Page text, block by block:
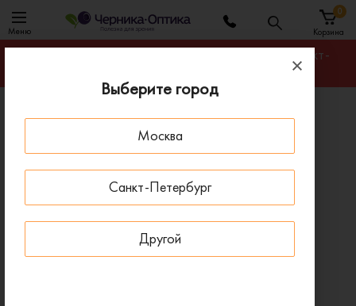
Выберите город
Москва
Санкт-Петербург
Другой
Меню Корзина
0
Гарантируем лучшую цену на любую оправу в Санкт-
Главная
Солнцезащитные очки
Солнцезащитные очки ESTILO ES-S6060 11 с/з
ПОД ЗАКАЗ